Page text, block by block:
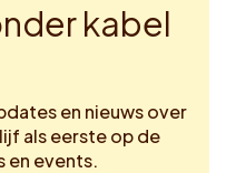
kabel
en nieuws over
als eerste op de
en events.